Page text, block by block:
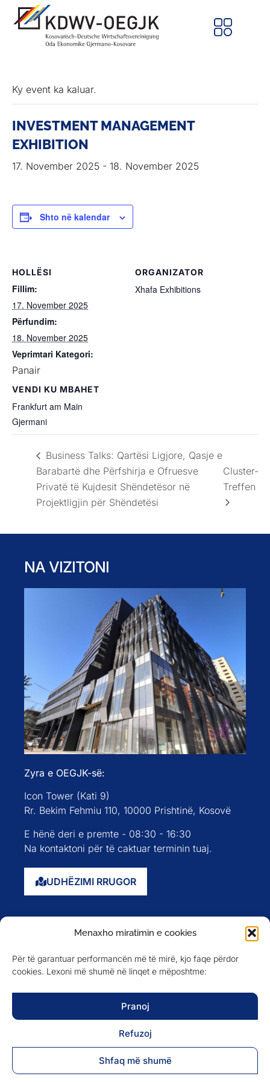
Menaxho miratimin e cookies
Për të garantuar performancën më të mirë, kjo faqe përdor
cookies. Lexoni më shumë në linqet e mëposhtme:
Pranoj
Refuzoj
Shfaq më shumë
Ky event ka kaluar.
INVESTMENT MANAGEMENT
EXHIBITION
17. November 2025 - 18. November 2025
Shto në kalendar
HOLLËSI
Fillim:
17. November 2025
Përfundim:
18. November 2025
Veprimtari Kategori:
Panair
VENDI KU MBAHET
Frankfurt am Main
Gjermani
ORGANIZATOR
Xhafa Exhibitions
Business Talks: Qartësi Ligjore, Qasje e
Barabartë dhe Përfshirja e Ofruesve
Privatë të Kujdesit Shëndetësor në
Projektligjin për Shëndetësi
Cluster-
Treffen
NA VIZITONI
Zyra e OEGJK-së:
Icon Tower (Kati 9)
Rr. Bekim Fehmiu 110, 10000 Prishtinë, Kosovë
E hënë deri e premte - 08:30 - 16:30
Na kontaktoni për të caktuar terminin tuaj.
UDHËZIMI RRUGOR
Evente
Anëtarët
Newsletter